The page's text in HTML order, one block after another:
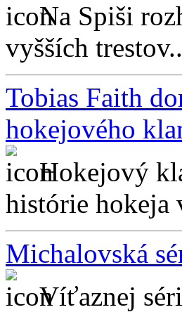
Na Spiši
vyšších
Tobias Faith
hokejového
Hokejový
histórie hokeja
Michalovská
Víťaznej